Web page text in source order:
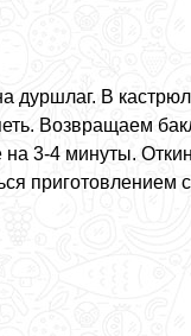
дуршлаг. В
Возвращаем
на 3-4 минуты.
приготовлением